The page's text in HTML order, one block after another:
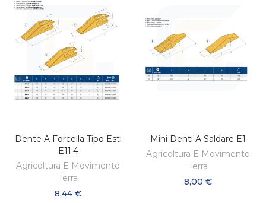
AGGIUNGI AL CARRELLO
Dente A Forcella Tipo Esti
E11.4
Agricoltura E Movimento
Terra
8,44 €
AGGIUNGI AL CARRELLO
Mini Denti A Saldare E1
Agricoltura E Movimento
Terra
8,00 €